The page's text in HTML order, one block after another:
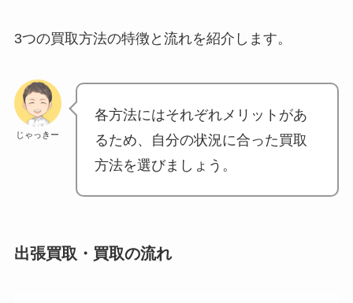
3つの買取方法の特徴と流れを紹介します。
じゃっきー
各方法にはそれぞれメリットがあ
るため、自分の状況に合った買取
方法を選びましょう。
出張買取・買取の流れ